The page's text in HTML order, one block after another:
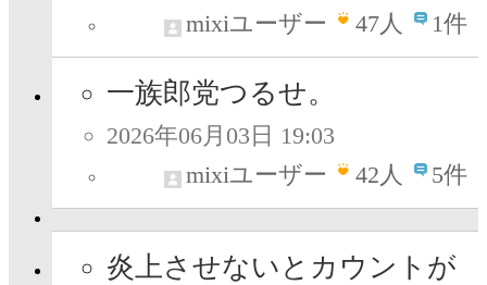
mixiユーザー
47人 1件
一族郎党つるせ。
2026年06月03日 19:03
mixiユーザー
42人 5件
炎上させないとカウントが